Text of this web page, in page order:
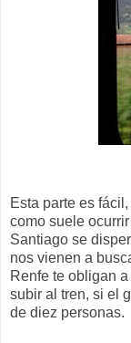
Esta parte es fácil,
como suele
Santiago se
nos vienen a
Renfe te obligan
subir al tren, si el
de diez personas.